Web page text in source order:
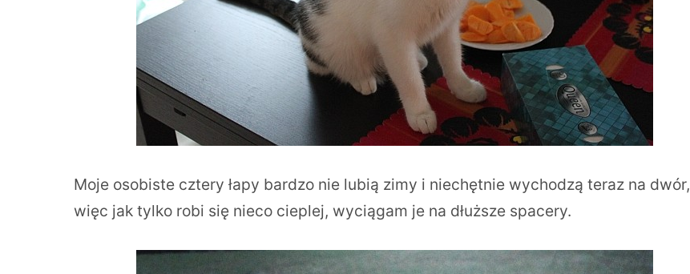
Moje osobiste cztery łapy bardzo nie lubią zimy i niechętnie wychodzą teraz na dwór,
więc jak tylko robi się nieco cieplej, wyciągam je na dłuższe spacery.